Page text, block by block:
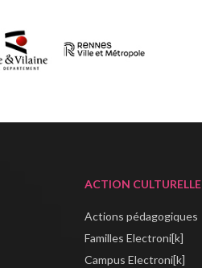
ACTION CULTURELLE
Actions pédagogiques
Familles Electroni[k]
Campus Electroni[k]